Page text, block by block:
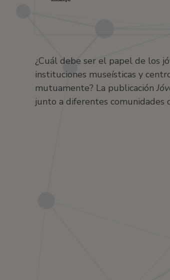
¿Cuál debe ser el papel de los
instituciones museísticas y
mutuamente? La publicación
junto a diferentes comunidades